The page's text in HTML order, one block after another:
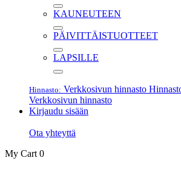
KAUNEUTEEN
PÄIVITTÄISTUOTTEET
LAPSILLE
Hinnasto: Verkkosivun hinnasto
Verkkosivun hinnasto
Kirjaudu sisään
Ota yhteyttä
My Cart 0